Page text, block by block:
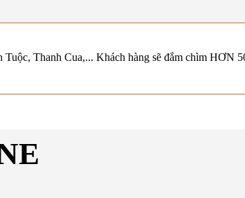
Thanh Cua,... Khách hàng sẽ đắm chìm HƠN